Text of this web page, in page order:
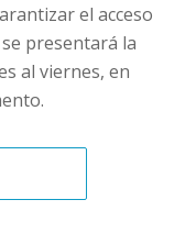
el acceso
presentará la
al viernes, en